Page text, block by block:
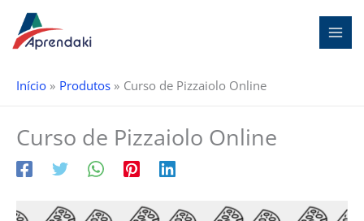
para
Início
Produtos Curso de Pizzaiolo Online
Curso de Pizzaiolo Online